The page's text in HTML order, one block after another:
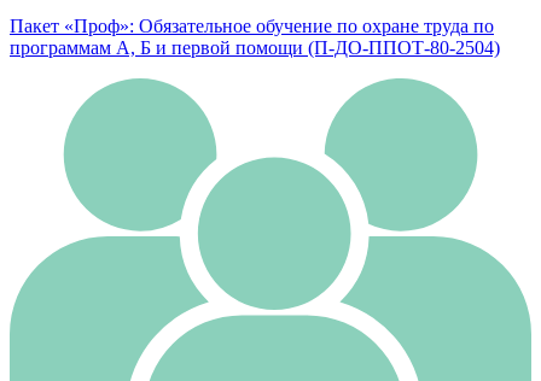
Пакет «Проф»: Обязательное обучение по охране труда по
программам А, Б и первой помощи (П-ДО-ППОТ-80-2504)